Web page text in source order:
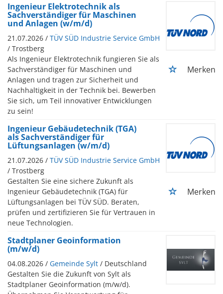
Ingenieur Elektrotechnik als
Sachverständiger für Maschinen
und Anlagen (w/m/d)
21.07.2026 / TÜV SÜD Industrie Service GmbH
/ Trostberg
Als Ingenieur Elektrotechnik fungieren Sie als
Sachverständiger für Maschinen und
Anlagen und tragen zur Sicherheit und
Nachhaltigkeit in der Technik bei. Bewerben
Sie sich, um Teil innovativer Entwicklungen
zu sein!
Merken
Ingenieur Gebäudetechnik (TGA)
als Sachverständiger für
Lüftungsanlagen (w/m/d)
21.07.2026 / TÜV SÜD Industrie Service GmbH
/ Trostberg
Gestalten Sie eine sichere Zukunft als
Ingenieur Gebäudetechnik (TGA) für
Lüftungsanlagen bei TÜV SÜD. Beraten,
prüfen und zertifizieren Sie für Vertrauen in
neue Technologien.
Merken
Stadtplaner Geoinformation
(m/w/d)
04.08.2026 / Gemeinde Sylt / Deutschland
Gestalten Sie die Zukunft von Sylt als
Stadtplaner Geoinformation (m/w/d).